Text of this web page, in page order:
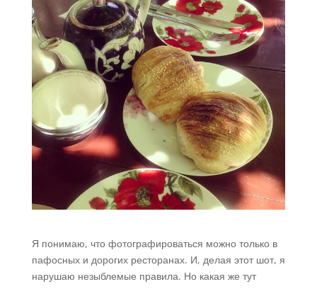
Я понимаю, что фотографироваться можно только в
пафосных и дорогих ресторанах. И, делая этот шот, я
нарушаю незыблемые правила. Но какая же тут